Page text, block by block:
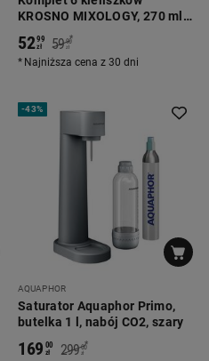
KROSNO MIXOLOGY, 270 ml,
do margarity
5299
zł 59 90
zł
*
Najniższa cena z 30 dni
-43%
AQUAPHOR
Saturator Aquaphor Primo,
butelka 1 l, nabój CO2, szary
169 00
zł 299 00
zł
*